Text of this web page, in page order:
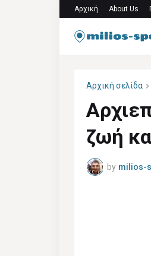
Αρχική About Us
Αρχική σελίδα
ζωή
by milios-